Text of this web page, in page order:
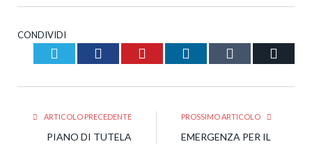
CONDIVIDI
Twitter Facebook Pinterest LinkedIn Tumblr
ARTICOLO PRECEDENTE
PIANO DI TUTELA
PROSSIMO ARTICOLO
EMERGENZA PER IL